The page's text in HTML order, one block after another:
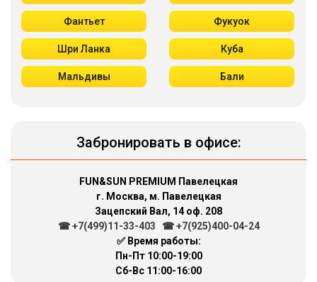
Фантьет Фукуок
Шри Ланка Куба
Мальдивы Бали
Забронировать в офисе:
FUN&SUN PREMIUM Павелецкая
г. Москва, м. Павелецкая
Зацепский Вал, 14 оф. 208
☎ +7(499)11-33-403
☎ +7(925)400-04-24
✅ Время работы:
Пн-Пт 10:00-19:00
Сб-Вс 11:00-16:00